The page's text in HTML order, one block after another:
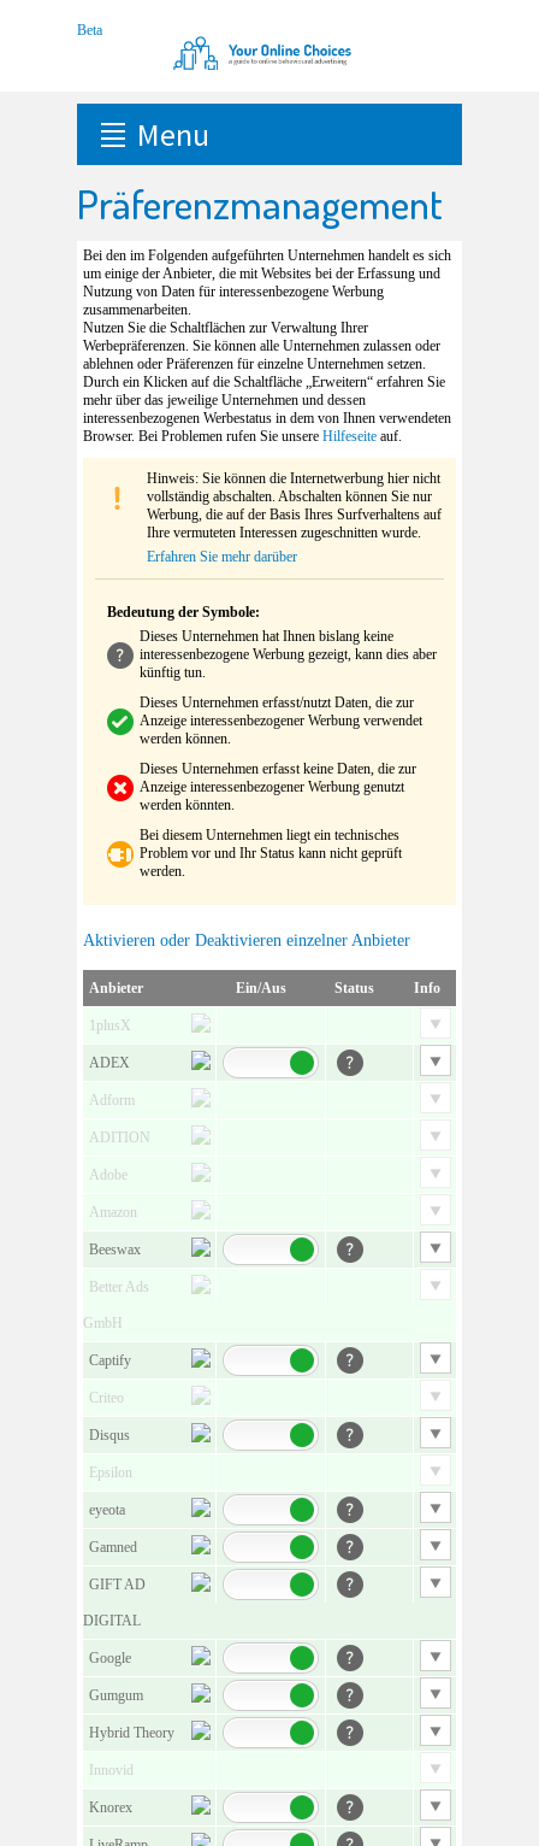
Menu
Präferenzmanagement
Bei den im Folgenden aufgeführten Unternehmen handelt es sich
um einige der Anbieter, die mit Websites bei der Erfassung und
Nutzung von Daten für interessenbezogene Werbung
zusammenarbeiten.
Nutzen Sie die Schaltflächen zur Verwaltung Ihrer
Werbepräferenzen. Sie können alle Unternehmen zulassen oder
ablehnen oder Präferenzen für einzelne Unternehmen setzen.
Durch ein Klicken auf die Schaltfläche „Erweitern“ erfahren Sie
mehr über das jeweilige Unternehmen und dessen
interessenbezogenen Werbestatus in dem von Ihnen verwendeten
Browser. Bei Problemen rufen Sie unsere Hilfeseite auf.
Hinweis: Sie können die Internetwerbung hier nicht
vollständig abschalten. Abschalten können Sie nur
Werbung, die auf der Basis Ihres Surfverhaltens auf
Ihre vermuteten Interessen zugeschnitten wurde.
Erfahren Sie mehr darüber
Bedeutung der Symbole:
Dieses Unternehmen hat Ihnen bislang keine
interessenbezogene Werbung gezeigt, kann dies aber
künftig tun.
Dieses Unternehmen erfasst/nutzt Daten, die zur
Anzeige interessenbezogener Werbung verwendet
werden können.
Dieses Unternehmen erfasst keine Daten, die zur
Anzeige interessenbezogener Werbung genutzt
werden könnten.
Bei diesem Unternehmen liegt ein technisches
Problem vor und Ihr Status kann nicht geprüft
werden.